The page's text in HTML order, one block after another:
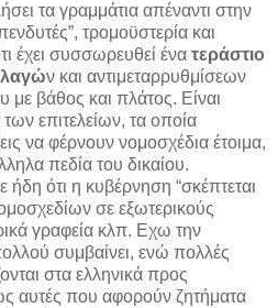
τα γραμμάτια απέναντι στην
τρομοϋστερία και
έχει συσσωρευθεί ένα τεράστιο
ν και αντιμεταρρυθμίσεων
με βάθος και πλάτος. Είναι
επιτελείων, τα οποία
να φέρνουν νομοσχέδια έτοιμα,
πεδία του δικαίου.
ότι η κυβέρνηση “σκέπτεται
σε εξωτερικούς
γραφεία κλπ. Εχω την
συμβαίνει, ενώ πολλές
στα ελληνικά προς
αυτές που αφορούν ζητήματα